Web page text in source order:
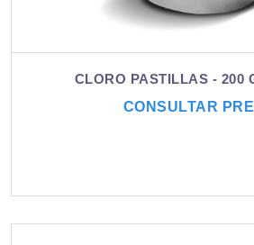
CLORO PASTILLAS - 200
CONSULTAR